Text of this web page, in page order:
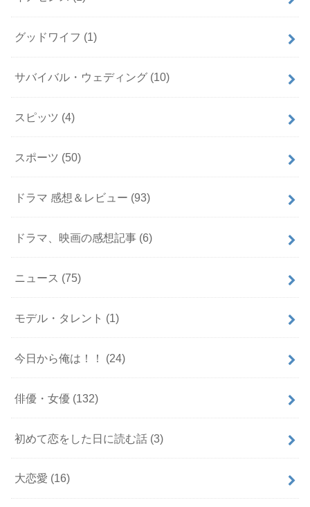
グッドワイフ (1)
サバイバル・ウェディング (10)
スピッツ (4)
スポーツ (50)
ドラマ 感想＆レビュー (93)
ドラマ、映画の感想記事 (6)
ニュース (75)
モデル・タレント (1)
今日から俺は！！ (24)
俳優・女優 (132)
初めて恋をした日に読む話 (3)
大恋愛 (16)